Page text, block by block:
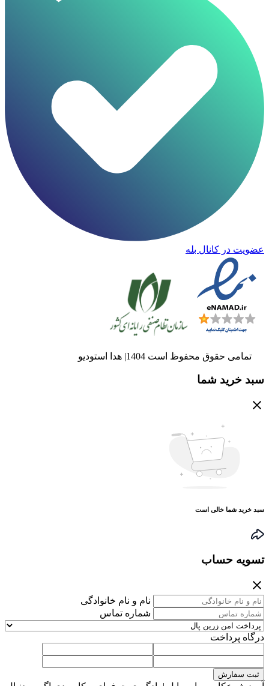
عضویت در کانال بله
تمامی حقوق محفوظ است 1404| هدا استودیو
سبد خرید شما
سبد خرید شما خالی است
تسویه حساب
نام و نام خانوادگی
شماره تماس
درگاه پرداخت
ثبت سفارش